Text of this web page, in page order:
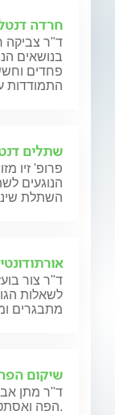
חרדה
ד"ר צביקה
בנושאים
פחדים
התמודדות
שתלים
פרופ' זיו
הנוגעים
השתלת
ד"ר צור
לשאלות
מתבגרים
שיקום
ד"ר מתן
הפה ואסתטיקה דנטלית.